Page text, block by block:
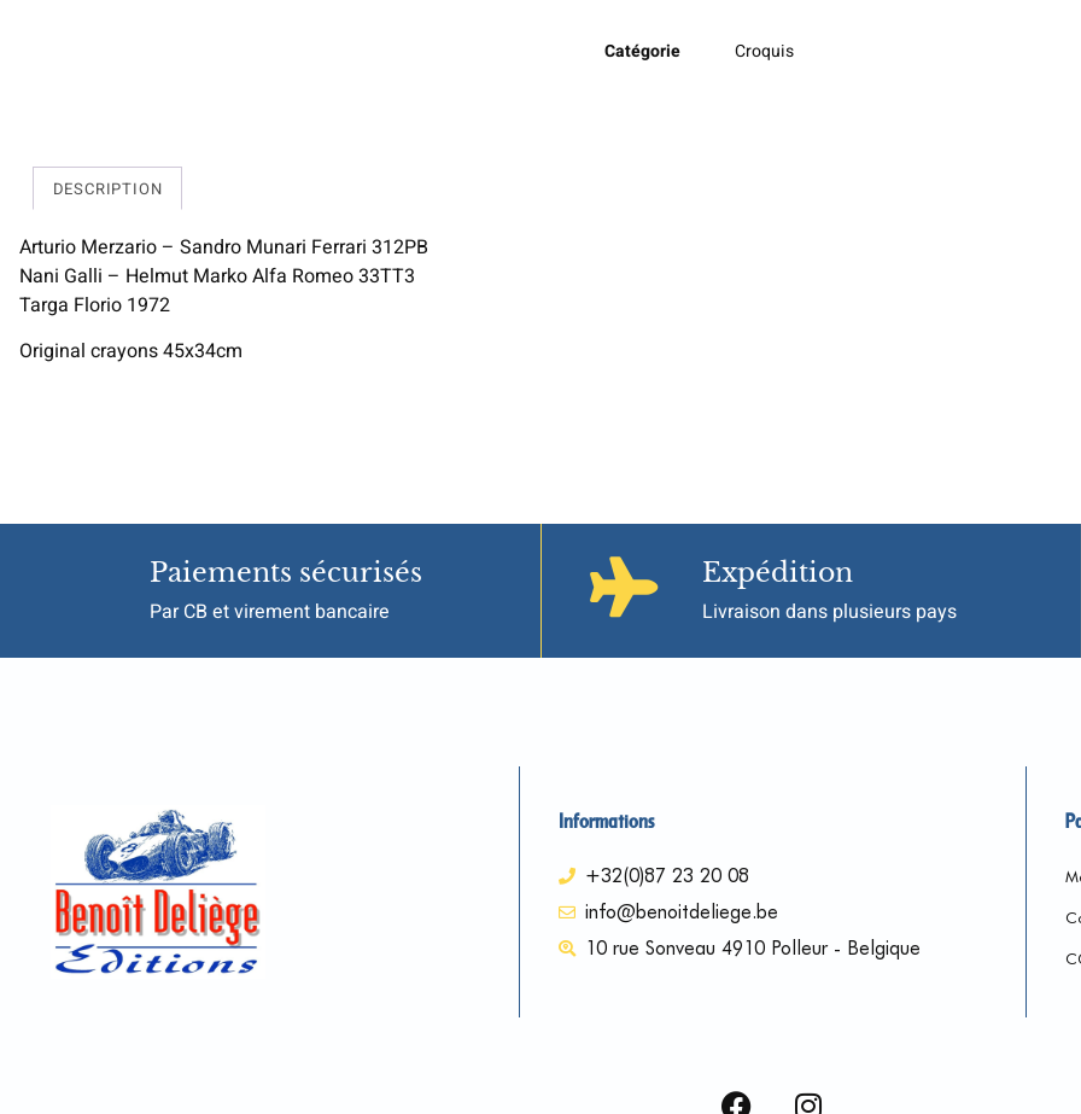
Catégorie Croquis
DESCRIPTION
Arturio Merzario – Sandro Munari Ferrari 312PB
Nani Galli – Helmut Marko Alfa Romeo 33TT3
Targa Florio 1972
Original crayons 45x34cm
Paiements sécurisés
Par CB et virement bancaire
Expédition
Livraison dans plusieurs pays
Informations
+32(0)87 23 20 08
info@benoitdeliege.be
10 rue Sonveau 4910 Polleur - Belgique